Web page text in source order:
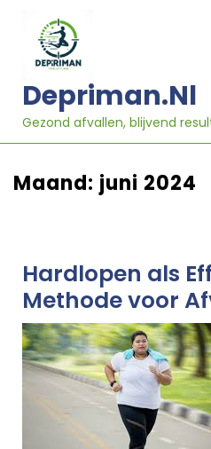
inhoud
Depriman.nl
Gezond afvallen, blijvend
Maand: juni 2024
Hardlopen als
Methode voor